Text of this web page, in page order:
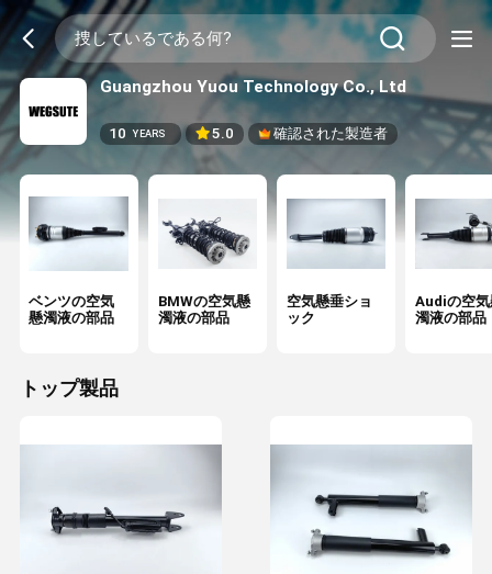
Guangzhou Yuou Technology Co., Ltd
10 YEARS 5.0 確認された製造者
ベンツの空気
懸濁液の部品
BMWの空気懸
濁液の部品
空気懸垂ショ
ック
Audiの空気
濁液の部品
トップ製品